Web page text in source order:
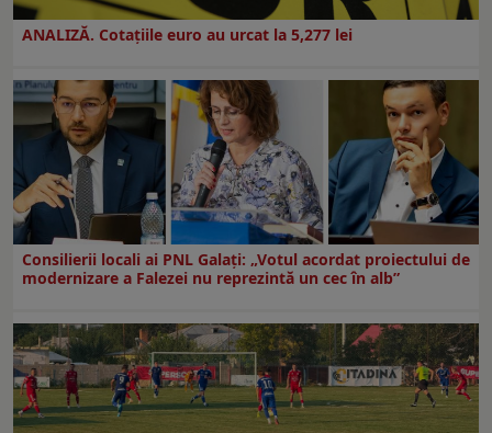
ANALIZĂ. Cotațiile euro au urcat la 5,277 lei
Consilierii locali ai PNL Galaţi: „Votul acordat proiectului de
modernizare a Falezei nu reprezintă un cec în alb”